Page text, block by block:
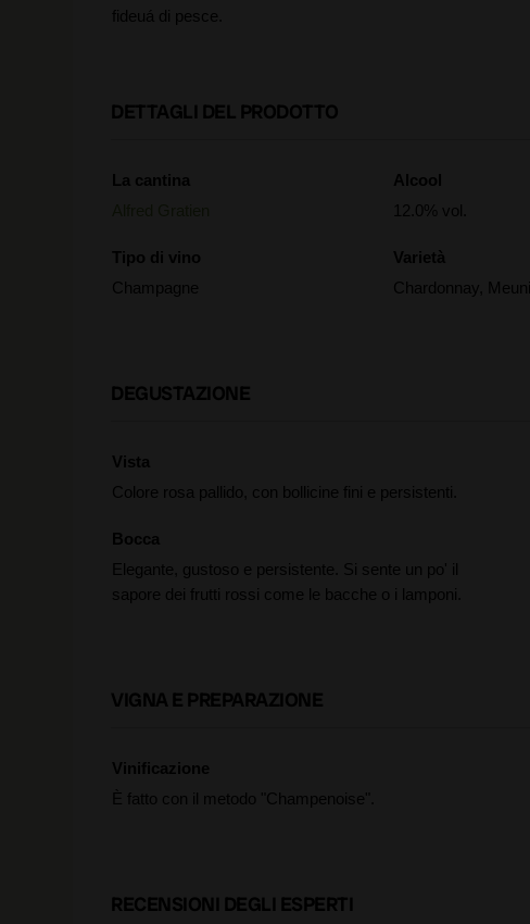
fideuá di pesce.
DETTAGLI DEL PRODOTTO
La cantina
Tipo di vino
Champagne
Alcool
12.0% vol.
Varietà
Chardonnay,
DEGUSTAZIONE
Vista
Colore rosa pallido, con bollicine fini e persistenti.
Bocca
Elegante, gustoso e persistente. Si sente un po' il
sapore dei frutti rossi come le bacche o i lamponi.
VIGNA E PREPARAZIONE
Vinificazione
È fatto con il metodo "Champenoise".
RECENSIONI DEGLI ESPERTI